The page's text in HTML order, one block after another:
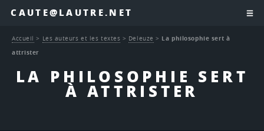
CAUTE@LAUTRE.NET
LA PHILOSOPHIE SERT
À ATTRISTER
Accueil > Les auteurs et les textes > Deleuze > La philosophie sert à
attrister